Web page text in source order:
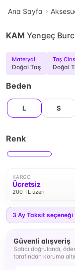
Ana Sayfa
KAM Yengeç
Materyal
Doğal Taş
Taş
Doğal
Beden
L S
Renk
KARGO
Ücretsiz
200 TL üzeri
3 Ay Taksit seçeneği
Güvenli alışveriş
Satıcı doğrulandı,
tarafından koruma